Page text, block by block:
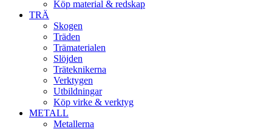
Köp material & redskap
TRÄ
Skogen
Träden
Trämaterialen
Slöjden
Träteknikerna
Verktygen
Utbildningar
Köp virke & verktyg
METALL
Metallerna